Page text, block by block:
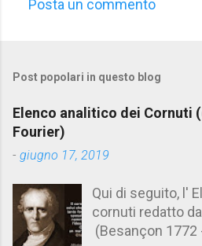
m
e
n
t
Posta un commento
Post popolari in questo blog
Elenco analitico dei Cornuti
Fourier)
- giugno 17, 2019
Qui di seguito, l'
cornuti redatto
(Besançon 1772